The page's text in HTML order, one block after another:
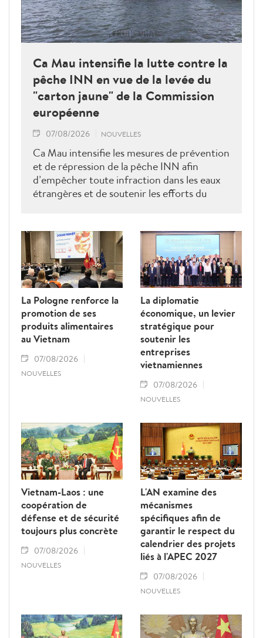
Ca Mau intensifie la lutte contre la
pêche INN en vue de la levée du
"carton jaune" de la Commission
européenne
07/08/2026 NOUVELLES
Ca Mau intensifie les mesures de prévention
et de répression de la pêche INN afin
d’empêcher toute infraction dans les eaux
étrangères et de soutenir les efforts du
La Pologne renforce la
promotion de ses
produits alimentaires
au Vietnam
07/08/2026
NOUVELLES
La diplomatie
économique, un levier
stratégique pour
soutenir les
entreprises
vietnamiennes
07/08/2026
NOUVELLES
Vietnam-Laos : une
coopération de
défense et de sécurité
toujours plus concrète
07/08/2026
NOUVELLES
L'AN examine des
mécanismes
spécifiques afin de
garantir le respect du
calendrier des projets
liés à l'APEC 2027
07/08/2026
NOUVELLES